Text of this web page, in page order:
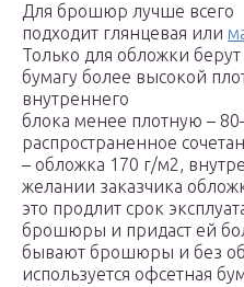
Для брошюр лучше всего
подходит глянцевая или
Только для обложки берут
бумагу более высокой
внутреннего
блока менее плотную –
распространенное
– обложка 170 г/м2,
желании заказчика
это продлит срок
брошюры и придаст ей
бывают брошюры и без
используется офсетная